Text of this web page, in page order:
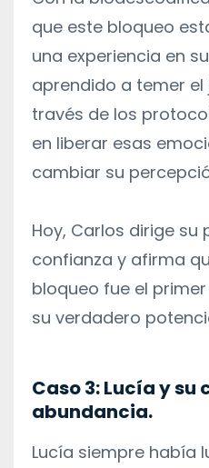
que este bloqueo
una experiencia en
aprendido a temer el
través de los
en liberar esas
cambiar su
Hoy, Carlos dirige
confianza y afirma
bloqueo fue el
su verdadero
Caso 3: Lucía y su
abundancia.
Lucía siempre había